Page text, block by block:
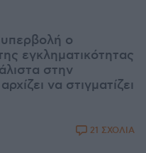
ο
εγκληματικότητας
στην
να στιγματίζει
21 ΣΧΟΛΙΑ